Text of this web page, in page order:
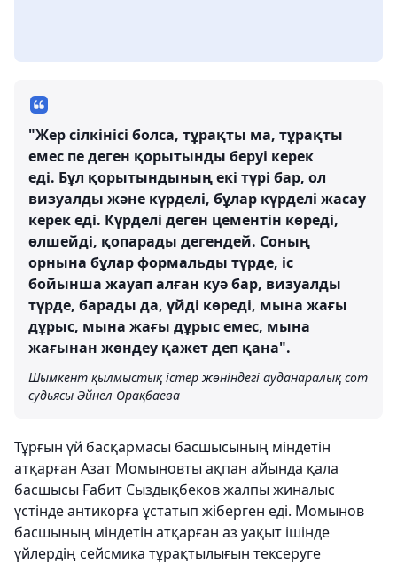
"Жер сілкінісі болса, тұрақты ма, тұрақты
емес пе деген қорытынды беруі керек
еді. Бұл қорытындының екі түрі бар, ол
визуалды және күрделі, бұлар күрделі жасау
керек еді. Күрделі деген цементін көреді,
өлшейді, қопарады дегендей. Соның
орнына бұлар формальды түрде, іс
бойынша жауап алған куә бар, визуалды
түрде, барады да, үйді көреді, мына жағы
дұрыс, мына жағы дұрыс емес, мына
жағынан жөндеу қажет деп қана".
Шымкент қылмыстық істер жөніндегі ауданаралық сот
судьясы Әйнел Орақбаева
Тұрғын үй басқармасы басшысының міндетін
атқарған Азат Момыновты ақпан айында қала
басшысы Ғабит Сыздықбеков жалпы жиналыс
үстінде антикорға ұстатып жіберген еді. Момынов
басшының міндетін атқарған аз уақыт ішінде
үйлердің сейсмика тұрақтылығын тексеруге